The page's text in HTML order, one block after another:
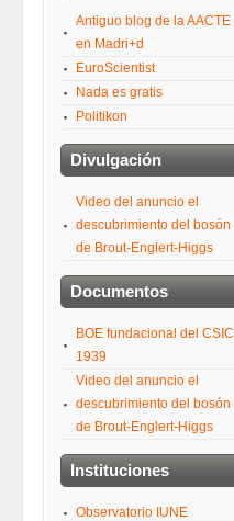
Antiguo blog de la AACTE
en Madri+d
EuroScientist
Nada es gratis
Politikon
Divulgación
Video del anuncio el
descubrimiento del bosón
de Brout-Englert-Higgs
Documentos
BOE fundacional del CSIC
1939
Video del anuncio el
descubrimiento del bosón
de Brout-Englert-Higgs
Instituciones
Observatorio IUNE